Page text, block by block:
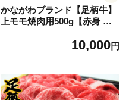
かながわブランド【足柄牛】
上モモ焼肉用500g【赤身 脂
10,000円